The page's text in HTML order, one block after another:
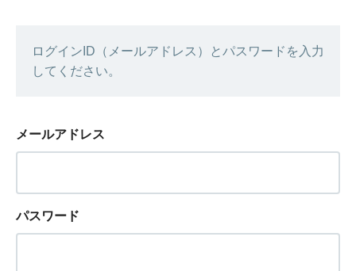
ログインID（メールアドレス）とパスワードを入力
してください。
メールアドレス
パスワード